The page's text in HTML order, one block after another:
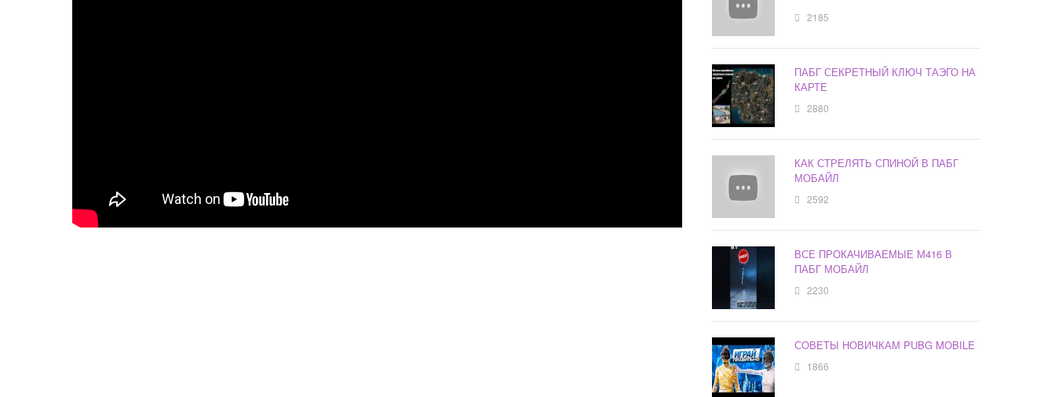
2185
ПАБГ СЕКРЕТНЫЙ КЛЮЧ ТАЭГО НА
КАРТЕ
2880
КАК СТРЕЛЯТЬ СПИНОЙ В ПАБГ
МОБАЙЛ
2592
ВСЕ ПРОКАЧИВАЕМЫЕ М416 В
ПАБГ МОБАЙЛ
2230
СОВЕТЫ НОВИЧКАМ PUBG MOBILE
1866